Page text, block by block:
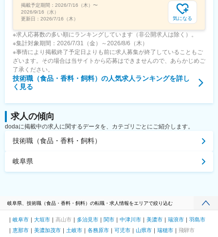
掲載予定期間： 2026/7/16（木） 〜
2026/9/16（水）
更新日： 2026/7/16（木） 気になる
※求人応募数の多い順にランキングしています（非公開求人は除く）。
※集計対象期間：2026/7/31（金）～2026/8/6（木）
※事情により掲載終了予定日よりも前に求人募集が終了していることもご
ざいます。その場合は当サイトから応募はできませんので、あらかじめご
了承ください。
技術職（食品・香料・飼料） の人気求人ランキングを詳し
く見る
求人の傾向
dodaに掲載中の求人に関するデータを、カテゴリごとにご紹介します。
技術職（食品・香料・飼料）
岐阜県
岐阜県、技術職（食品・香料・飼料）の転職・求人情報をエリアで絞り込む
岐阜市 大垣市 高山市 多治見市 関市 中津川市 美濃市 瑞浪市
羽島市
恵那市
美濃加茂市 土岐市 各務原市 可児市 山県市 瑞穂市
飛騨市